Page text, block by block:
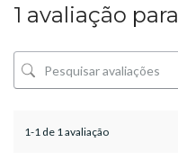
1 avaliação para
1-1 de 1 avaliação